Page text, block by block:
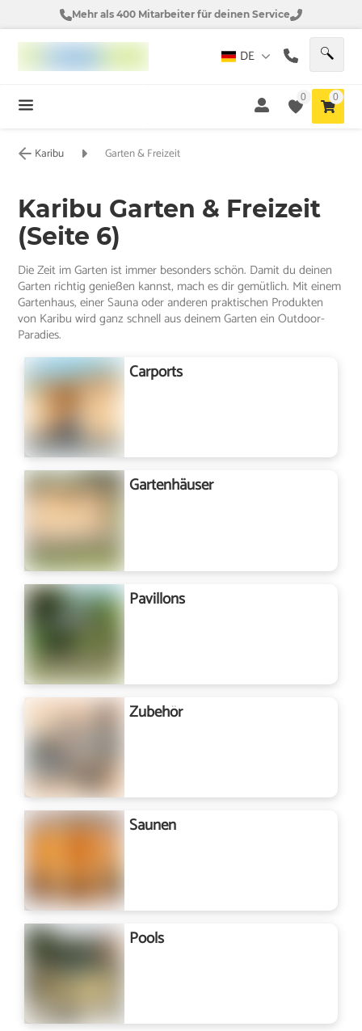
Mehr als 400 Mitarbeiter für deinen Service
DE
0 0
Karibu Garten & Freizeit
Karibu Garten & Freizeit
(Seite 6)
Die Zeit im Garten ist immer besonders schön. Damit du deinen
Garten richtig genießen kannst, mach es dir gemütlich. Mit einem
Gartenhaus, einer Sauna oder anderen praktischen Produkten
von Karibu wird ganz schnell aus deinem Garten ein Outdoor-
Paradies.
Carports
Gartenhäuser
Pavillons
Zubehör
Saunen
Pools